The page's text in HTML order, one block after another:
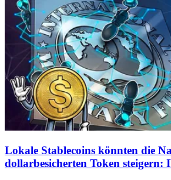
Lokale Stablecoins könnten die
dollarbesicherten Token steigern: